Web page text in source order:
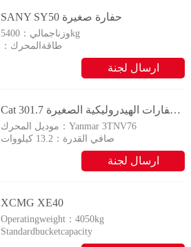
SANY SY50 حفارة صغيرة
وزناجمالي：5400kg
طاقةالمحرك：
ارسال لجنة
Cat الحفارات الهيدروليكية الصغيرة 301.7D CR
موديل المحرك：Yanmar 3TNV76
صافي القدرة： 13.2 كيلووات
ارسال لجنة
XCMG XE40
Operatingweight：4050kg
Standardbucketcapacity